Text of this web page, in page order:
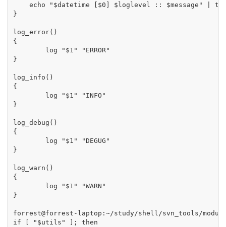
echo "$datetime [$0] $loglevel :: $message" |
}
log_error()
{
        log "$1" "ERROR"
}
log_info()
{
        log "$1" "INFO"
}
log_debug()
{
        log "$1" "DEGUG"
}
log_warn()
{
        log "$1" "WARN"
}
forrest@forrest-laptop:~/study/shell/svn_tools/
if [ "$utils" ]; then